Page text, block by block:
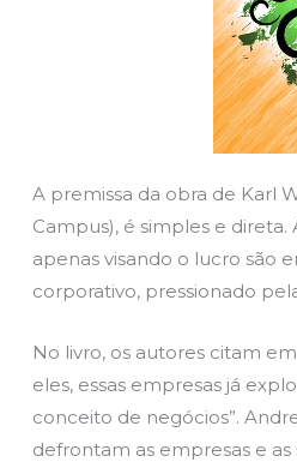
A premissa da obra de Karl
Campus), é simples e
apenas visando o lucro são
corporativo, pressionado
No livro, os autores citam
eles, essas empresas já
conceito de negócios”.
defrontam as empresas e